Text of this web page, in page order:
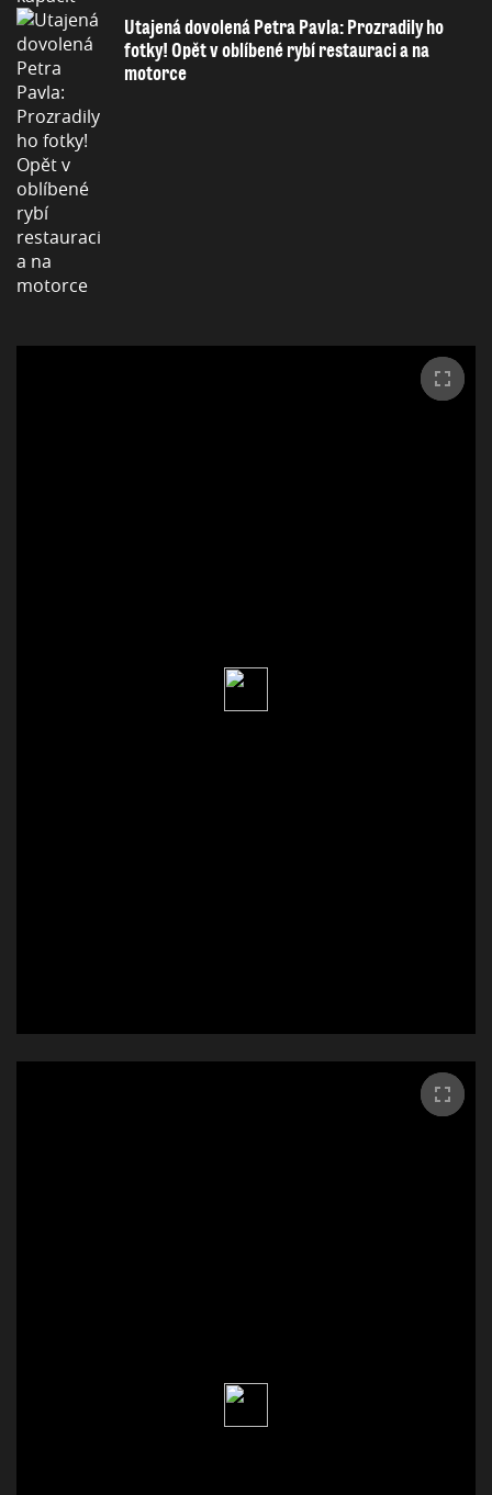
Utajená dovolená Petra Pavla: Prozradily ho
fotky! Opět v oblíbené rybí restauraci a na
motorce